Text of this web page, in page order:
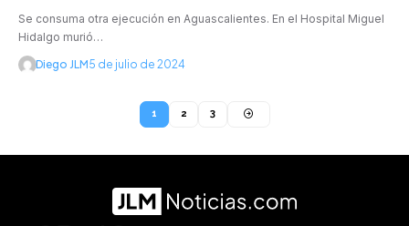
Se consuma otra ejecución en Aguascalientes. En el Hospital Miguel
Hidalgo murió…
Diego JLM5 de julio de 2024
1 2 3